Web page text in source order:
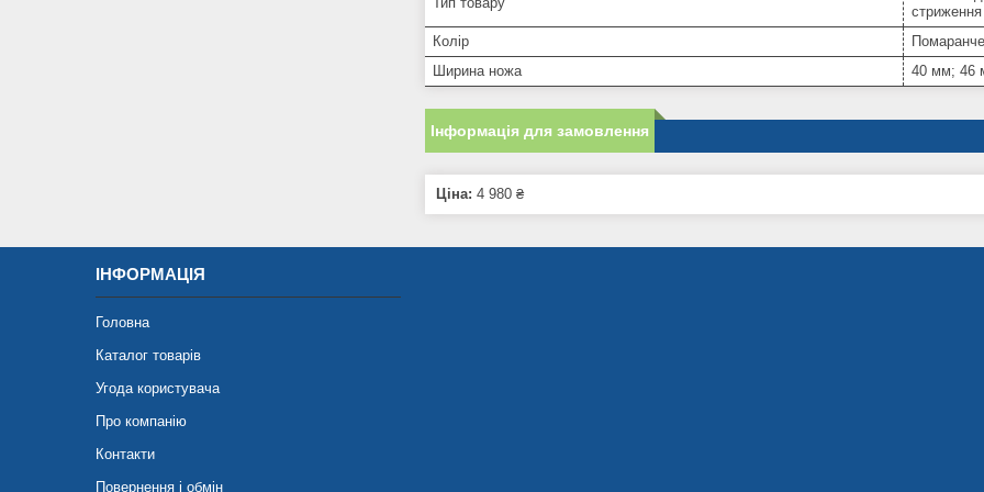
стриження
Колір
Ширина ножа
40 мм; 46
Інформація для замовлення
Ціна: 4 980 ₴
ІНФОРМАЦІЯ
Головна
Каталог товарів
Угода користувача
Про компанію
Контакти
Повернення і обмін